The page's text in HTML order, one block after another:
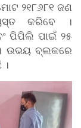
୨୧୮୬୮୧ ଜଣ
କରିବେ ।
ପିପିଲି ପାଇଁ ୨୫
ଉଭୟ ବ୍ଲକରେ
।